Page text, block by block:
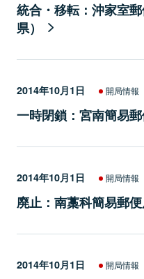
統合・移転：沖家室
県）
2014年10月1日 開局情報
一時閉鎖：宮南簡易郵
2014年10月1日 開局情報
廃止：南藁科簡易郵便
2014年10月1日 開局情報